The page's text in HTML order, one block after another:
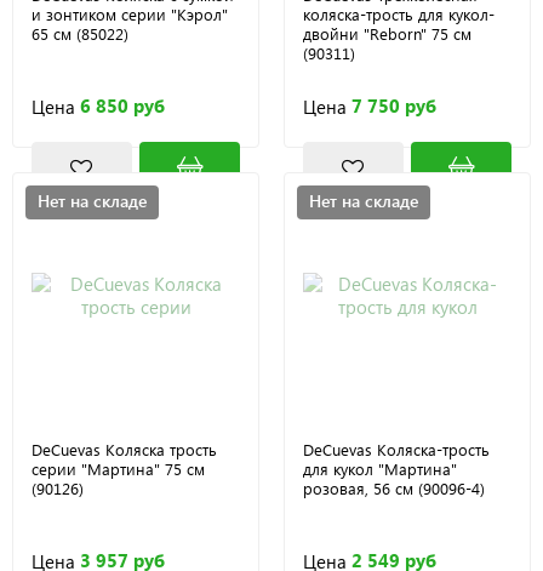
и зонтиком серии "Кэрол"
65 см (85022)
Цена 6 850 руб
коляска-трость для кукол-
двойни "Reborn" 75 см
(90311)
Цена 7 750 руб
Нет на складе
DeCuevas Коляска трость
серии "Мартина" 75 см
(90126)
Цена 3 957 руб
Нет на складе
DeCuevas Коляска-трость
для кукол "Мартина"
розовая, 56 см (90096-4)
Цена 2 549 руб